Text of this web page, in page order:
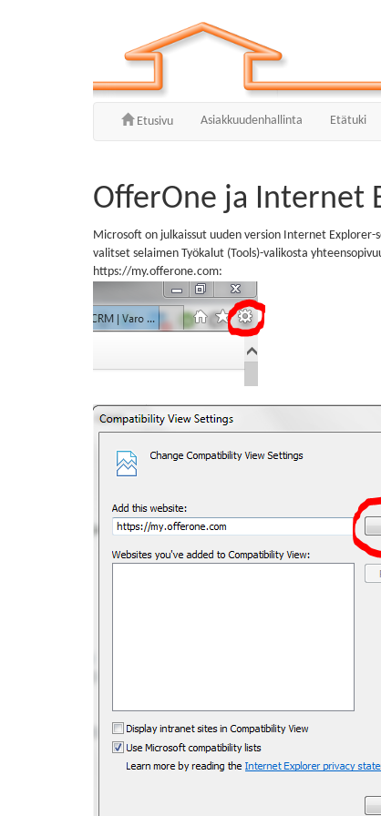
Etusivu Asiakkuudenhallinta Etätuki
OfferOne ja Internet
Microsoft on julkaissut uuden version Internet
valitset selaimen Työkalut (Tools)-valikosta
https://my.offerone.com: